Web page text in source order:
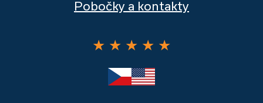
Pobočky a kontakty
★ ★ ★ ★ ★